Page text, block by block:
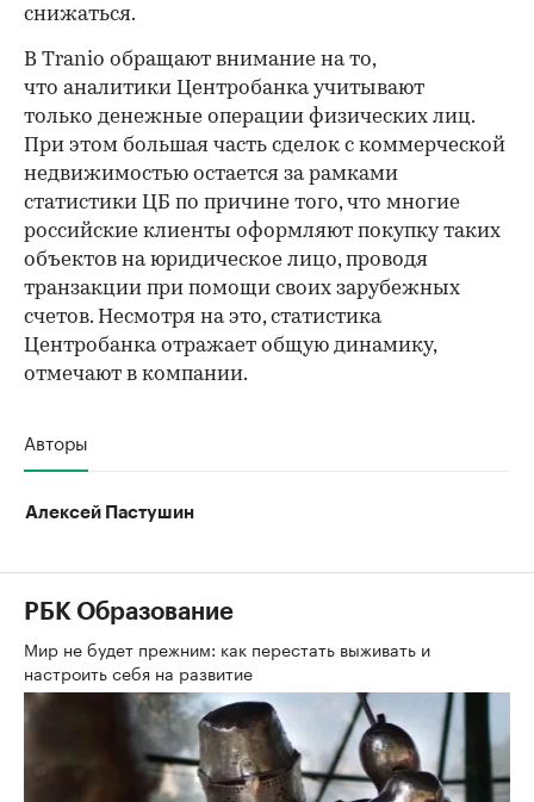
снижаться.
В Tranio обращают внимание на то,
что аналитики Центробанка учитывают
только денежные операции физических лиц.
При этом большая часть сделок с коммерческой
недвижимостью остается за рамками
статистики ЦБ по причине того, что многие
российские клиенты оформляют покупку таких
объектов на юридическое лицо, проводя
транзакции при помощи своих зарубежных
счетов. Несмотря на это, статистика
Центробанка отражает общую динамику,
отмечают в компании.
Авторы
Алексей Пастушин
РБК Образование
Мир не будет прежним: как перестать выживать и
настроить себя на развитие